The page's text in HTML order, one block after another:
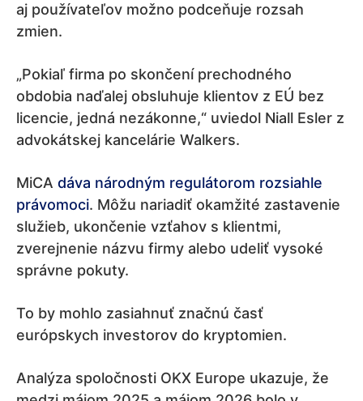
aj používateľov možno podceňuje rozsah
zmien.
„Pokiaľ firma po skončení prechodného
obdobia naďalej obsluhuje klientov z EÚ bez
licencie, jedná nezákonne,“ uviedol Niall Esler z
advokátskej kancelárie Walkers.
MiCA dáva národným regulátorom rozsiahle
právomoci. Môžu nariadiť okamžité zastavenie
služieb, ukončenie vzťahov s klientmi,
zverejnenie názvu firmy alebo udeliť vysoké
správne pokuty.
To by mohlo zasiahnuť značnú časť
európskych investorov do kryptomien.
Analýza spoločnosti OKX Europe ukazuje, že